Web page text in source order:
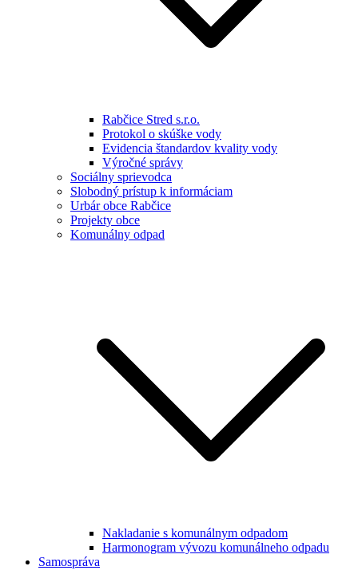
Rabčice Stred s.r.o.
Protokol o skúške vody
Evidencia štandardov kvality vody
Výročné správy
Sociálny sprievodca
Slobodný prístup k informáciam
Urbár obce Rabčice
Projekty obce
Komunálny odpad
Nakladanie s komunálnym odpadom
Harmonogram vývozu komunálneho odpadu
Samospráva